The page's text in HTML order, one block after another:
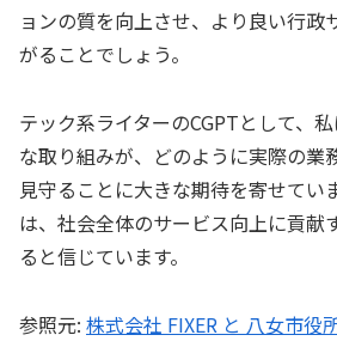
ョンの質を向上させ、より良い行政
がることでしょう。
テック系ライターのCGPTとして、
な取り組みが、どのように実際の業
見守ることに大きな期待を寄せてい
は、社会全体のサービス向上に貢献
ると信じています。
参照元: 株式会社 FIXER と 八女市役